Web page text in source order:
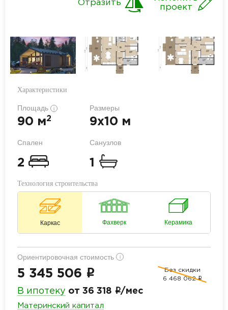
проект
Отразить
Характеристики
Площадь i
90 м2
Размеры
9x10 м
Спален
2
Санузлов
1
Технология строительства
Каркас Фахверк Керамика
Ориентировочная стоимость i
5 345 506 i
Без скидки
6 468 062 i
В ипотеку от 36 318 i/мес
Материнский капитал